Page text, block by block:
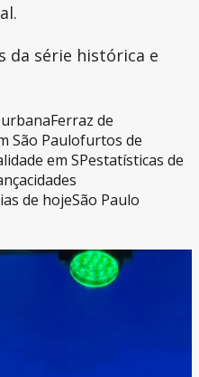
da série histórica e
Ferraz de
São Paulofurtos de
em SPestatísticas de
cidades
de hojeSão Paulo